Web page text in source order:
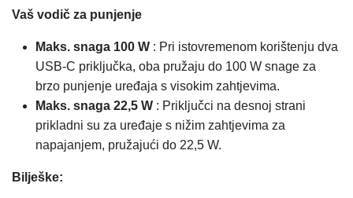
Vaš vodič za punjenje
Maks. snaga 100 W : Pri istovremenom korištenju dva
USB-C priključka, oba pružaju do 100 W snage za
brzo punjenje uređaja s visokim zahtjevima.
Maks. snaga 22,5 W : Priključci na desnoj strani
prikladni su za uređaje s nižim zahtjevima za
napajanjem, pružajući do 22,5 W.
Bilješke: